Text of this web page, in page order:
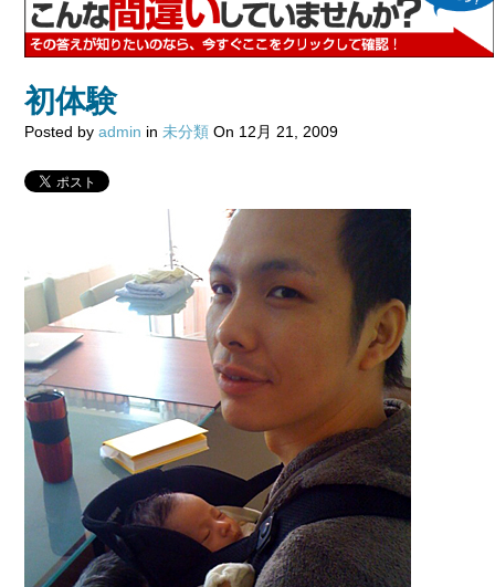
初体験
Posted by admin in 未分類 On 12月 21, 2009